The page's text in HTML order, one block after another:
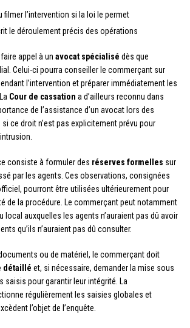
filmer l’intervention si la loi le permet
le déroulement précis des opérations
appel à un avocat spécialisé dès que
Celui-ci pourra conseiller le commerçant sur
l’intervention et préparer immédiatement les
Cour de cassation a d’ailleurs reconnu dans
de l’assistance d’un avocat lors des
ce droit n’est pas explicitement prévu pour
consiste à formuler des réserves formelles sur
par les agents. Ces observations, consignées
pourront être utilisées ultérieurement pour
de la procédure. Le commerçant peut notamment
local auxquelles les agents n’auraient pas dû avoir
qu’ils n’auraient pas dû consulter.
ou de matériel, le commerçant doit
détaillé et, si nécessaire, demander la mise sous
saisis pour garantir leur intégrité. La
régulièrement les saisies globales et
l’objet de l’enquête.